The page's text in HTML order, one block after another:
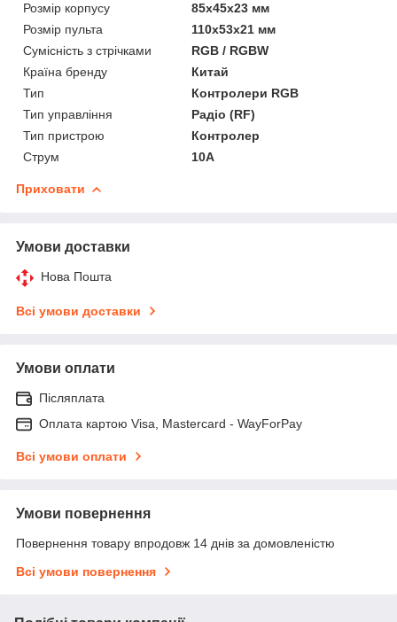
Розмір корпусу
85х45х23 мм
Розмір пульта
110х53х21 мм
Сумісність з стрічками
RGB / RGBW
Країна бренду
Китай
Тип
Контролери RGB
Тип управління
Радіо (RF)
Тип пристрою
Контролер
Струм
10A
Приховати
Умови доставки
Нова Пошта
Всі умови доставки
Умови оплати
Післяплата
Оплата картою Visa, Mastercard - WayForPay
Всі умови оплати
Умови повернення
Повернення товару впродовж 14 днів за домовленістю
Всі умови повернення